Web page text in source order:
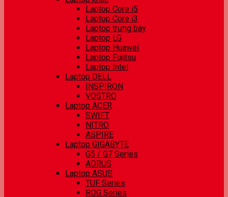
Laptop Core i5
Laptop Core i3
Laptop trưng bày
Laptop LG
Laptop Huawei
Laptop Fujitsu
Laptop Intel
Laptop DELL
INSPIRON
VOSTRO
Laptop ACER
SWIFT
NITRO
ASPIRE
Laptop GIGABYTE
G5 / G7 Series
AORUS
Laptop ASUS
TUF Series
ROG Series